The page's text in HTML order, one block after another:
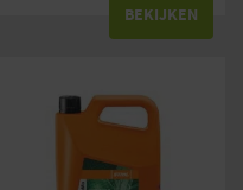
BEKIJKEN